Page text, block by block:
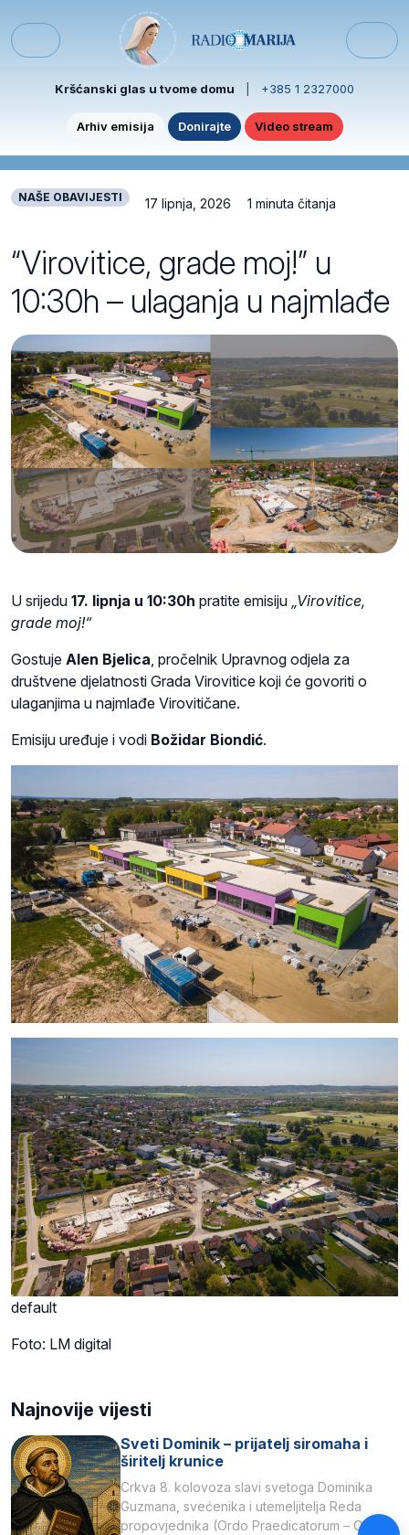
Menu
Kršćanski glas u tvome domu +385 1 2327000
Arhiv emisija Donirajte Video stream
NAŠE OBAVIJESTI 17 lipnja, 2026 1 minuta čitanja
“Virovitice, grade moj!” u
10:30h – ulaganja u najmlađe
U srijedu 17. lipnja u 10:30h pratite emisiju „Virovitice,
grade moj!“
Gostuje Alen Bjelica , pročelnik Upravnog odjela za
društvene djelatnosti Grada Virovitice koji će govoriti o
ulaganjima u najmlađe Virovitičane.
Emisiju uređuje i vodi Božidar Biondić.
default
Foto: LM digital
Najnovije vijesti
Sveti Dominik – prijatelj siromaha i
širitelj krunice
Crkva 8. kolovoza slavi svetoga Dominika
Guzmana, svećenika i utemeljitelja Reda
propovjednika (Ordo Praedicatorum – OP).